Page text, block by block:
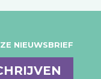
NIEUWSBRIEF